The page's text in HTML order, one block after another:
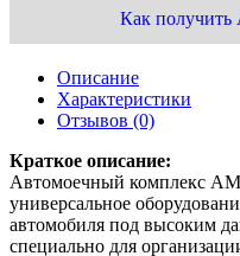
Как
Описание
Характеристики
Отзывов (0)
Краткое описание:
Автомоечный комплекс
универсальное
автомобиля под высоким
специально для